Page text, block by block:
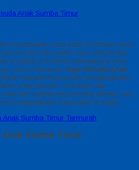
kesepakan yang udah di infokan awal
proses kira-kira waktu satu sampai dua
produksi di infokan sepanjang proses
Dan Pelunasan Toga Wisuda Anak
sebelumnya proses pengangkutan
yang disuruh, cost kirim dan
satu hari sebelumnya produk diantar, dan
pengangkutan yang udah di tunjuk.
Anak Sumba Timur Termurah
Sumba Timur